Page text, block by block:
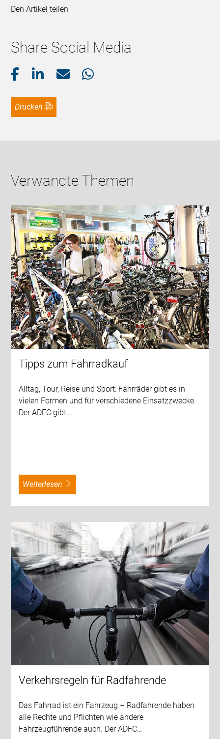
Den Artikel teilen
Share Social Media
Drucken
Verwandte Themen
Tipps zum Fahrradkauf
Alltag, Tour, Reise und Sport: Fahrräder gibt es in
vielen Formen und für verschiedene Einsatzzwecke.
Der ADFC gibt…
weiterlesen
Verkehrsregeln für Radfahrende
Das Fahrrad ist ein Fahrzeug – Radfahrende haben
alle Rechte und Pflichten wie andere
Fahrzeugführende auch. Der ADFC…